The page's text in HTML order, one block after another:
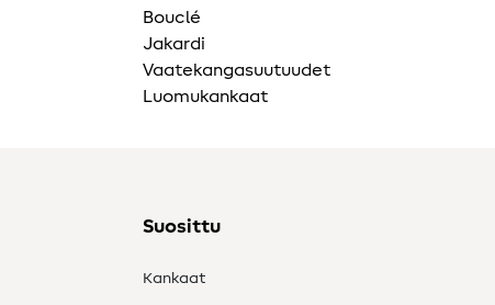
Bouclé
Jakardi
Vaatekangasuutuudet
Luomukankaat
Suosittu
Kankaat